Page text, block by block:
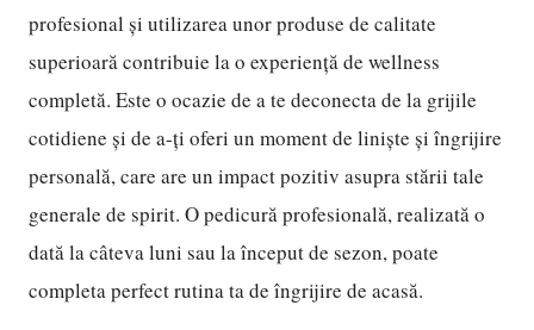
profesional și utilizarea unor produse de calitate
superioară contribuie la o experiență de wellness
completă. Este o ocazie de a te deconecta de la grijile
cotidiene și de a-ți oferi un moment de liniște și îngrijire
personală, care are un impact pozitiv asupra stării tale
generale de spirit. O pedicură profesională, realizată o
dată la câteva luni sau la început de sezon, poate
completa perfect rutina ta de îngrijire de acasă.